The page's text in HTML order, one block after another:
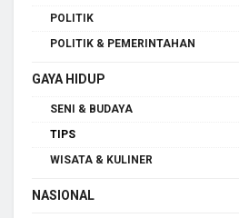
POLITIK
POLITIK & PEMERINTAHAN
GAYA HIDUP
SENI & BUDAYA
TIPS
WISATA & KULINER
NASIONAL